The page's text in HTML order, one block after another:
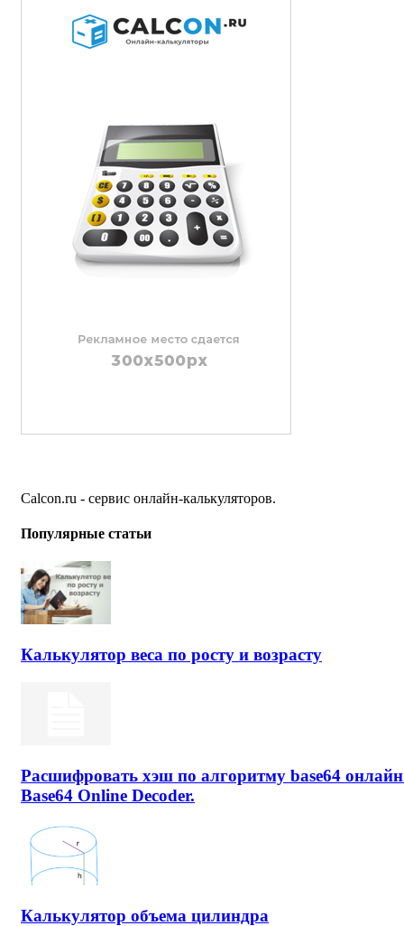
Calcon.ru - сервис онлайн-калькуляторов.
Популярные статьи
Калькулятор веса по росту и возрасту
Расшифровать хэш по алгоритму base64
Base64 Online Decoder.
Калькулятор объема цилиндра